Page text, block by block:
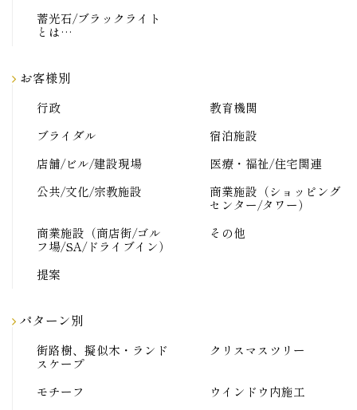
蓄光石/ブラックライト
とは…
お客様別
行政
教育機関
ブライダル
宿泊施設
店舗/ビル/建設現場
医療・福祉/住宅関連
公共/文化/宗教施設
商業施設（ショッピング
センター/タワー）
商業施設（商店街/ゴル
フ場/SA/ドライブイン）
その他
提案
パターン別
街路樹、擬似木・ランド
スケープ
クリスマスツリー
モチーフ
ウインドウ内施工